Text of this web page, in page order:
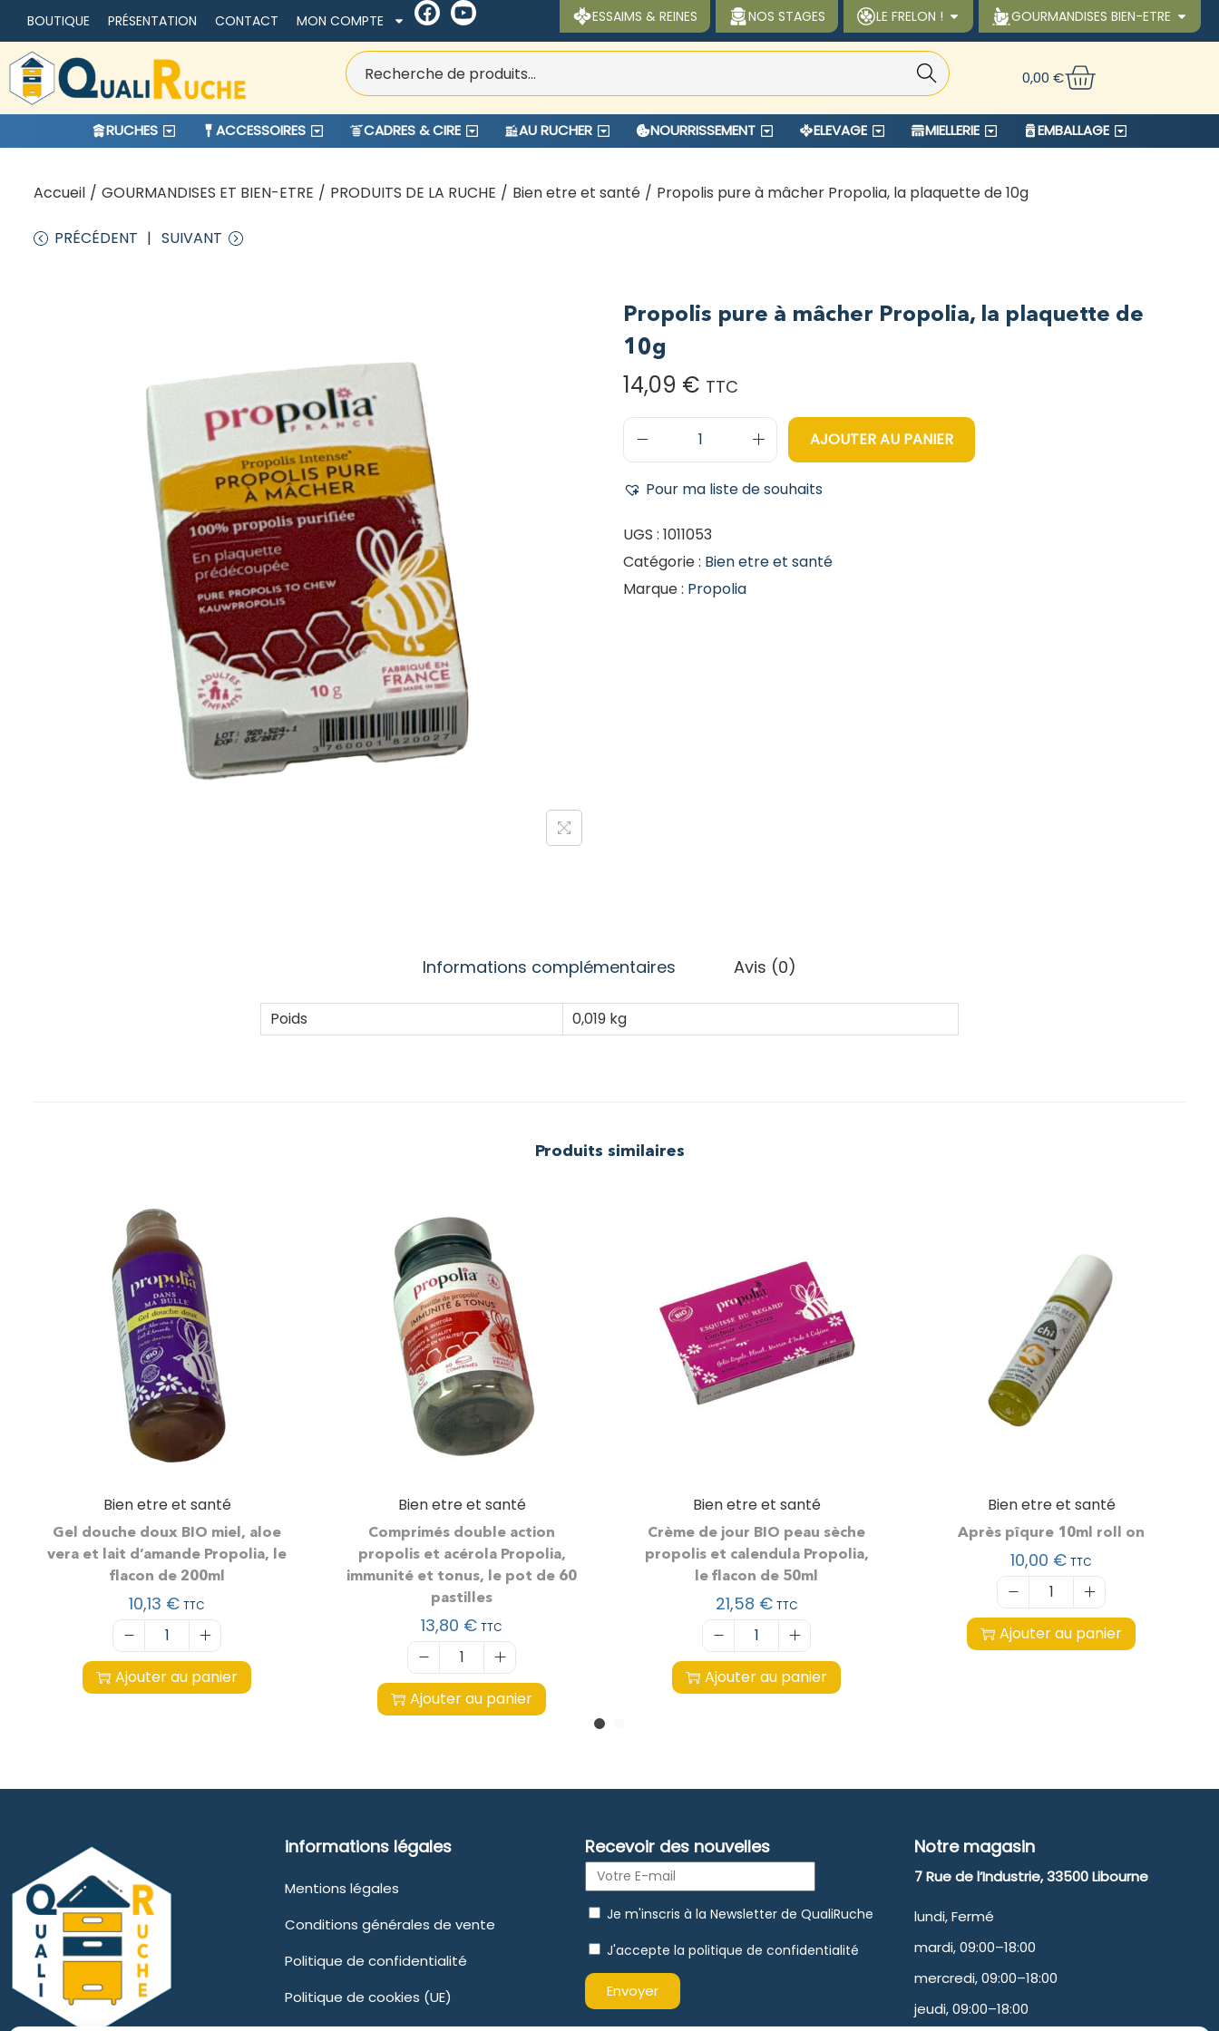
BOUTIQUE PRÉSENTATION CONTACT MON COMPTE ESSAIMS & REINES NOS STAGES LE FRELON ! GOURMANDISES BIEN-ETRE
Reche
rche
0,00€
RUCHES ACCESSOIRES CADRES & CIRE AU RUCHER NOURRISSEMENT ELEVAGE MIELLERIE EMBALLAGE
Accueil / GOURMANDISES ET BIEN-ETRE / PRODUITS DE LA RUCHE / Bien etre et santé / Propolis pure à mâcher Propolia, la plaquette de 10g
PRÉCÉDENT SUIVANT
Propolis pure à mâcher Propolia, la plaquette de
10g
14,09 € TTC
AJOUTER AU PANIER
Pour ma liste de souhaits
UGS : 1011053
Catégorie : Bien etre et santé
Marque : Propolia
Informations complémentaires Avis (0)
Poids 0,019 kg
Produits similaires
Bien etre et santé
Gel douche doux BIO miel, aloe
vera et lait d’amande Propolia, le
flacon de 200ml
10,13 € TTC
Ajouter au panier
Bien etre et santé
Comprimés double action
propolis et acérola Propolia,
immunité et tonus, le pot de 60
pastilles
13,80 € TTC
Ajouter au panier
Bien etre et santé
Crème de jour BIO peau sèche
propolis et calendula Propolia,
le flacon de 50ml
21,58 € TTC
Ajouter au panier
Bien etre et santé
Après pîqure 10ml roll on
10,00 € TTC
Ajouter au panier
informations légales
Mentions légales
Conditions générales de vente
Politique de confidentialité
Politique de cookies (UE)
Recevoir des nouvelles
Je m'inscris à la Newsletter de QualiRuche
J'accepte la politique de confidentialité
Envoyer
Notre magasin
7 Rue de l’Industrie, 33500 Libourne
lundi, Fermé
mardi, 09:00–18:00
mercredi, 09:00–18:00
jeudi, 09:00–18:00